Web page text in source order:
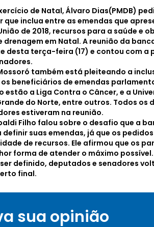
de Natal, Álvaro Dias(PMDB)
inclua entre as emendas que
de 2018, recursos para a saúde e
drenagem em Natal. A reunião da
desta terça-feira (17) e contou com a
também está pleiteando a
beneficiários de emendas
estão a Liga Contra o Câncer, e a
do Norte, entre outros. Todos os
estiveram na reunião.
Filho falou sobre o desafio que a
suas emendas, já que os
de recursos. Ele afirmou que os
forma de atender o máximo
definido, deputados e senadores
final.
sua opinião